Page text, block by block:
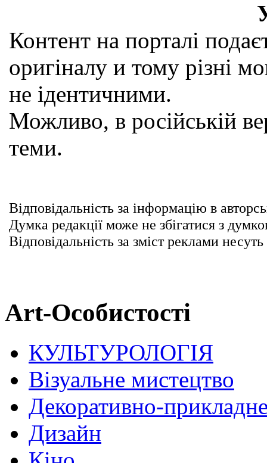
Контент на порталі
оригіналу и тому різні
не ідентичними.
Можливо, в російській
теми.
Відповідальність за інформацію в
Думка редакції може не збігатися з
Відповідальність за зміст реклами
Art-Особистості
КУЛЬТУРОЛОГІЯ
Візуальне мистецтво
Декоративно-
Дизайн